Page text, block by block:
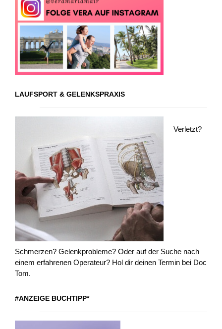
LAUFSPORT & GELENKSPRAXIS
Verletzt?
Schmerzen? Gelenkprobleme? Oder auf der Suche nach
einem erfahrenen Operateur? Hol dir deinen Termin bei Doc
Tom.
#ANZEIGE BUCHTIPP*